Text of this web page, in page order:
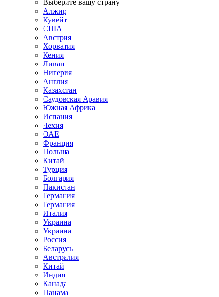
Выберите вашу страну
Алжир
Кувейт
США
Австрия
Хорватия
Кения
Ливан
Нигерия
Англия
Казахстан
Саудовская Аравия
Южная Африка
Испания
Чехия
ОАЕ
Франция
Польша
Китай
Турция
Болгария
Пакистан
Германия
Германия
Италия
Украина
Украина
Россия
Беларусь
Австралия
Китай
Индия
Канада
Панама